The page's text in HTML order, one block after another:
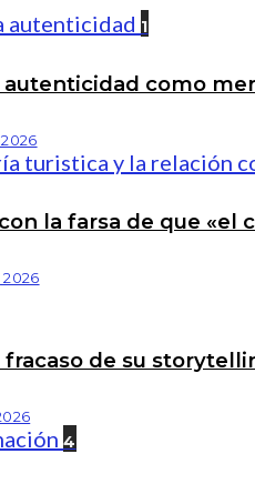
1
como
la farsa de que «el
2026
de su
4